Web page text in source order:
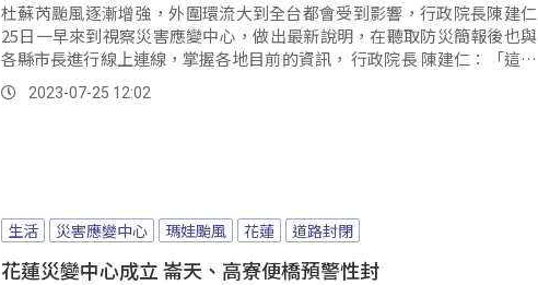
杜蘇芮颱風逐漸增強，外圍環流大到全台都會受到影響，行政院長陳建仁
25日一早來到視察災害應變中心，做出最新說明，在聽取防災簡報後也與
各縣市長進行線上連線，掌握各地目前的資訊， 行政院長 陳建仁：「這一
個颱風已經到了中颱的上限，今天來到防災中心，最主要就是要了解各部
會準備的情形，也希望各部會能夠加強準備。
2023-07-25 12:02
生活 災害應變中心 瑪娃颱風 花蓮 道路封閉
花蓮災變中心成立 崙天、高寮便橋預警性封